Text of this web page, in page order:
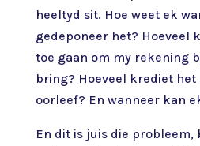
heeltyd sit. Hoe weet ek
gedeponeer het? Hoeveel
toe gaan om my rekening
bring? Hoeveel krediet het
oorleef? En wanneer kan
En dit is juis die probleem,